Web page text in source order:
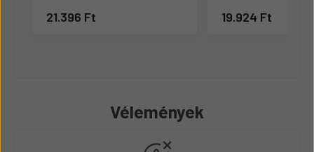
21.396 Ft 19.924 Ft
Vélemények